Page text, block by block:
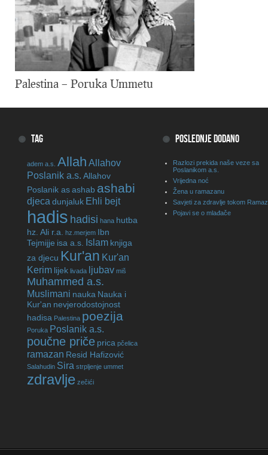
Palestina – Poruka Ummetu
TAG
adem a.s. Allah Allahov
Poslanik a.s. Allahov
Poslanik asashab ashabi
djeca dunjaluk Ehli bejt
hadis hadisi hana hutba
hz. Ali r.a.
hz.merjem Ibn
Tejmijje isa a.s. Islam knjiga
za djecu Kur'an Kur'an
Kerim lijek livada ljubav miš
Muhammed a.s.
Muslimani nauka Nauka i
Kur'an nevjerodostojnost
hadisa Palestina poezija
Poruka Poslanik a.s.
poučne priče prica pčelica
ramazan Resid Hafizović
Salahudin Sira strpljenje ummet
zdravlje zečići
POSLEDNJE DODANO
Razlozi prekida naše veze sa
Poslanikom a.s.
Vrijedna noć
Žena u ramazanu
Savjeti za zdravlje tokom
Pojavi se o mlađače